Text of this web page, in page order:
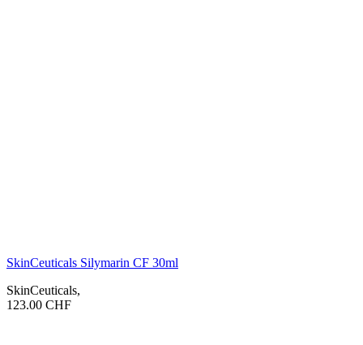
SkinCeuticals Silymarin CF 30ml
SkinCeuticals,
123.00 CHF